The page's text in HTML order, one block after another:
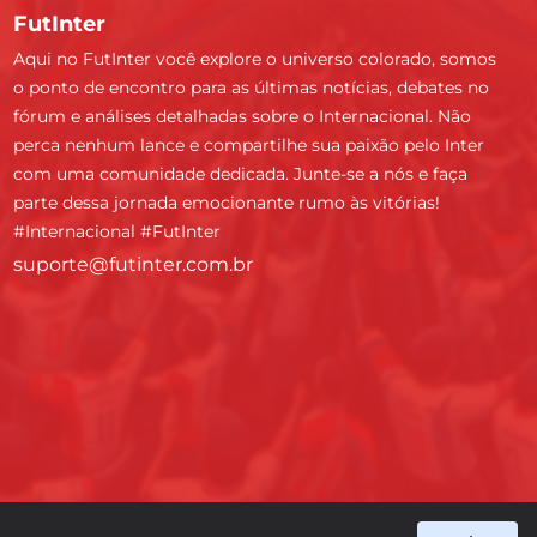
FutInter
Aqui no FutInter você explore o universo colorado, somos
o ponto de encontro para as últimas notícias, debates no
fórum e análises detalhadas sobre o Internacional. Não
perca nenhum lance e compartilhe sua paixão pelo Inter
com uma comunidade dedicada. Junte-se a nós e faça
parte dessa jornada emocionante rumo às vitórias!
#Internacional #FutInter
suporte@futinter.com.br